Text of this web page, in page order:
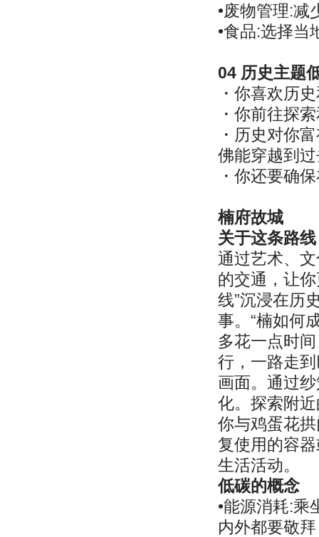
•废物管理:减
•食品:选择当
04 历史主题
・你喜欢历
・你前往探
・历史对你
佛能穿越到
・你还要确
楠府故城
关于这条路线
通过艺术、
的交通，让
线”沉浸在历
事。“楠如何
多花一点时
行，一路走
画面。通过
化。探索附
你与鸡蛋花
复使用的容
生活活动。
低碳的概念
•能源消耗:乘
内外都要敬